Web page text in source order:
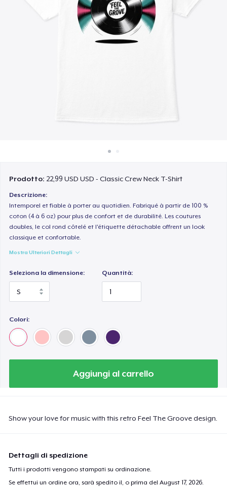
Vendi ovunque
Prodotto: 22,99 USD USD - Classic Crew Neck T-Shirt
Descrizione:
Intemporel et fiable à porter au quotidien. Fabriqué à partir de 100 %
coton (4 à 6 oz) pour plus de confort et de durabilité. Les coutures
doubles, le col rond côtelé et l'étiquette détachable offrent un look
classique et confortable.
Mostra Ulteriori Dettagli
Seleziona la dimensione: Quantità:
Colori:
Aggiungi al carrello
Show your love for music with this retro Feel The Groove design.
Dettagli di spedizione
Tutti i prodotti vengono stampati su ordinazione.
Se effettui un ordine ora, sarà spedito il, o prima delAugust 17, 2026